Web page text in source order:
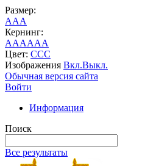
Размер:
AAA
Кернинг:
AAAAAA
Цвет: CCC
Изображения Вкл.Выкл.
Обычная версия сайта
Войти
Информация
Поиск
Все результаты